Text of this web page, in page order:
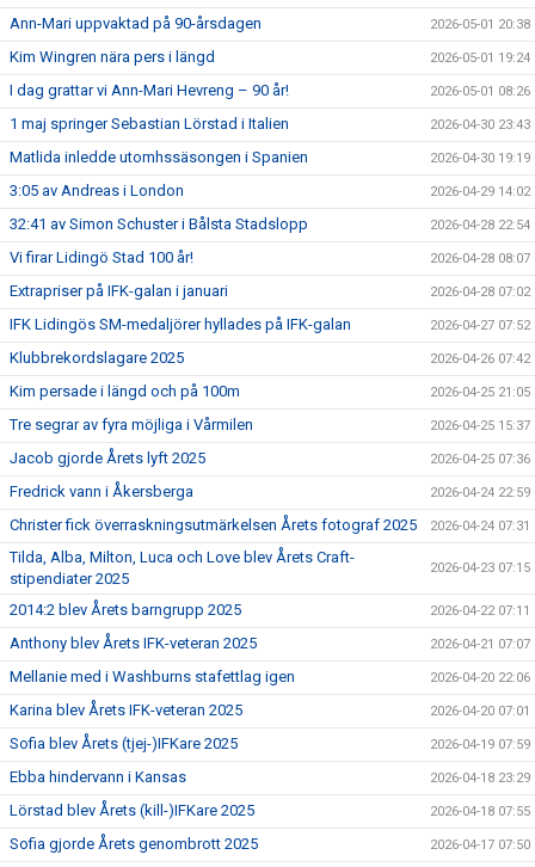
Ann-Mari uppvaktad på 90-årsdagen 2026-05-01 20:38
Kim Wingren nära pers i längd 2026-05-01 19:24
I dag grattar vi Ann-Mari Hevreng – 90 år! 2026-05-01 08:26
1 maj springer Sebastian Lörstad i Italien 2026-04-30 23:43
Matlida inledde utomhssäsongen i Spanien 2026-04-30 19:19
3:05 av Andreas i London 2026-04-29 14:02
32:41 av Simon Schuster i Bålsta Stadslopp 2026-04-28 22:54
Vi firar Lidingö Stad 100 år! 2026-04-28 08:07
Extrapriser på IFK-galan i januari 2026-04-28 07:02
IFK Lidingös SM-medaljörer hyllades på IFK-galan 2026-04-27 07:52
Klubbrekordslagare 2025 2026-04-26 07:42
Kim persade i längd och på 100m 2026-04-25 21:05
Tre segrar av fyra möjliga i Vårmilen 2026-04-25 15:37
Jacob gjorde Årets lyft 2025 2026-04-25 07:36
Fredrick vann i Åkersberga 2026-04-24 22:59
Christer fick överraskningsutmärkelsen Årets fotograf 2025 2026-04-24 07:31
Tilda, Alba, Milton, Luca och Love blev Årets Craft-
stipendiater 2025
2026-04-23 07:15
2014:2 blev Årets barngrupp 2025 2026-04-22 07:11
Anthony blev Årets IFK-veteran 2025 2026-04-21 07:07
Mellanie med i Washburns stafettlag igen 2026-04-20 22:06
Karina blev Årets IFK-veteran 2025 2026-04-20 07:01
Sofia blev Årets (tjej-)IFKare 2025 2026-04-19 07:59
Ebba hindervann i Kansas 2026-04-18 23:29
Lörstad blev Årets (kill-)IFKare 2025 2026-04-18 07:55
Sofia gjorde Årets genombrott 2025 2026-04-17 07:50